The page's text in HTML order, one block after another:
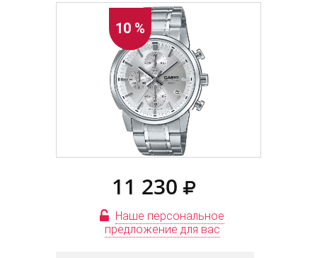
10 %
11 230
Наше персональное
предложение для вас